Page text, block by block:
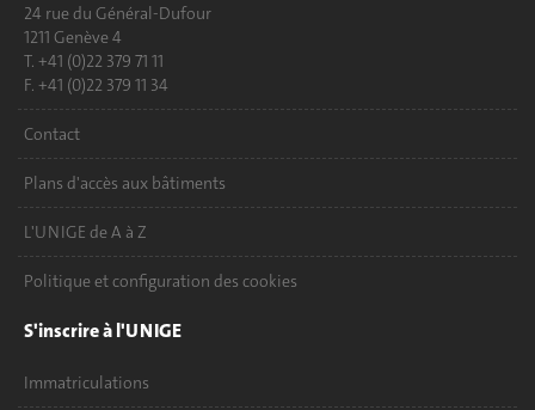
24 rue du Général-Dufour
1211 Genève 4
T. +41 (0)22 379 71 11
F. +41 (0)22 379 11 34
Contact
Plans d'accès aux bâtiments
L'UNIGE de A à Z
Politique et configuration des cookies
S'inscrire à l'UNIGE
Immatriculations